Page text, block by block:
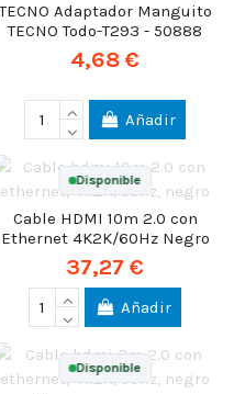
Adaptador Manguito
TECNO Todo-T293 - 50888
4,68 €
Añadir
Disponible
Cable HDMI 10m 2.0 con
Ethernet 4K2K/60Hz Negro
37,27 €
Añadir
Disponible